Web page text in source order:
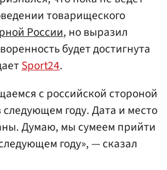
товарищеского
России, но выразил
будет достигнута
Sport24.
с российской стороной
следующем году. Дата и место
Думаю, мы сумеем прийти
году», — сказал